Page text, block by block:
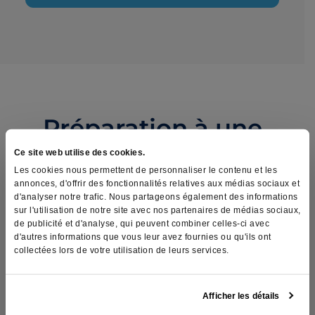
Ce site web utilise des cookies.
Les cookies nous permettent de personnaliser le contenu et les
annonces, d'offrir des fonctionnalités relatives aux médias sociaux et
d'analyser notre trafic. Nous partageons également des informations
sur l'utilisation de notre site avec nos partenaires de médias sociaux,
de publicité et d'analyse, qui peuvent combiner celles-ci avec
d'autres informations que vous leur avez fournies ou qu'ils ont
collectées lors de votre utilisation de leurs services.
Afficher les détails
Préparation à une
urétéroscopie
flexible
Des analyses préopératoires de routine sont
En prévention d’une infection, vous recevrez une